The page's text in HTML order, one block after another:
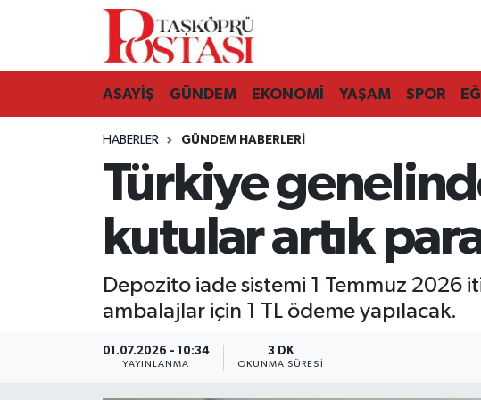
ASAYİŞ GÜNDEM EKONOMİ YAŞAM SPOR
HABERLER GÜNDEM HABERLERI
Türkiye
kutular artık
Depozito iade sistemi 1 Temmuz 2026
ambalajlar için 1 TL ödeme yapılacak.
01.07.2026 - 10:34
YAYINLANMA
3 DK
OKUNMA SÜRESI
Kastamonu Vefat Edenler
Araç Haberleri
Azdavay Haberleri
Bozkurt Haberleri